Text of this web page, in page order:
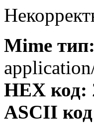
Mime тип:
HEX код:
ASCII